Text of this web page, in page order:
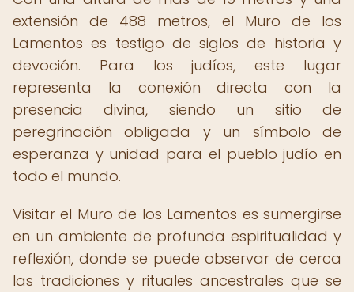
extensión de 488 metros, el Muro de los
Lamentos es testigo de siglos de historia y
devoción. Para los judíos, este lugar
representa la conexión directa con la
presencia divina, siendo un sitio de
peregrinación obligada y un símbolo de
esperanza y unidad para el pueblo judío en
todo el mundo.
Visitar el Muro de los Lamentos es sumergirse
en un ambiente de profunda espiritualidad y
reflexión, donde se puede observar de cerca
las tradiciones y rituales ancestrales que se